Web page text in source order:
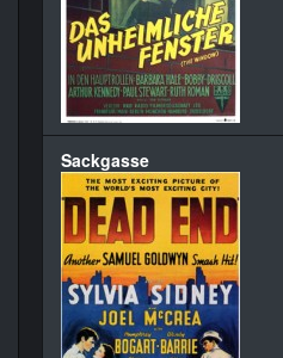
Sackgasse